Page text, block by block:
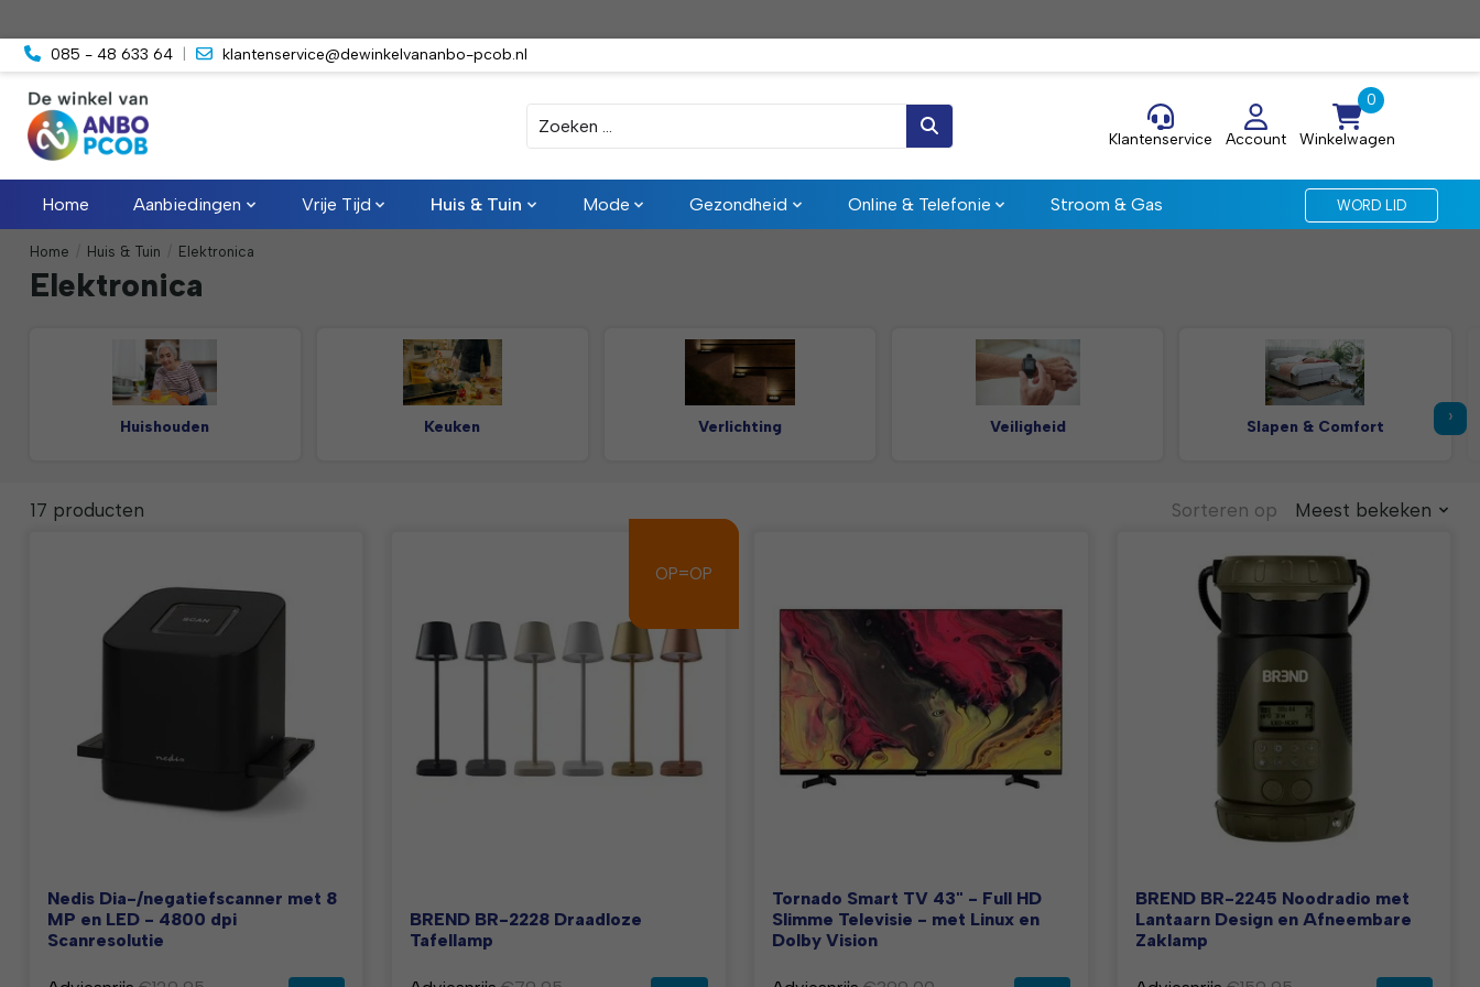
085 - 48 633 64 klantenservice@dewinkelvananbo-pcob.nl
Klantenservice Account Winkelwagen
Home Aanbiedingen Vrije Tijd Huis & Tuin Mode Gezondheid Online & Telefonie Stroom & Gas WORD LID
Home Huis & Tuin Elektronica
Elektronica
Huishouden Keuken Verlichting Veiligheid Slapen & Comfort
›
17 producten Sorteren op Meest bekeken
Nedis Dia-/negatiefscanner met 8
MP en LED - 4800 dpi
Scanresolutie
BREND BR-2228 Draadloze
Tafellamp
OP=OP
OP=OP
Tornado Smart TV 43" - Full HD
Slimme Televisie - met Linux en
Dolby Vision
BREND BR-2245 Noodradio met
Lantaarn Design en Afneembare
Zaklamp